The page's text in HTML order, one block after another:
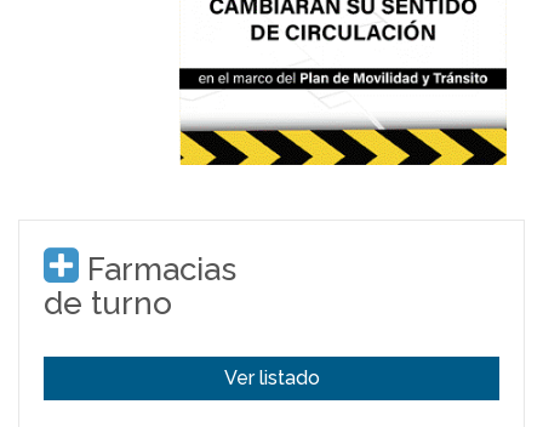
Farmacias
de turno
Ver listado